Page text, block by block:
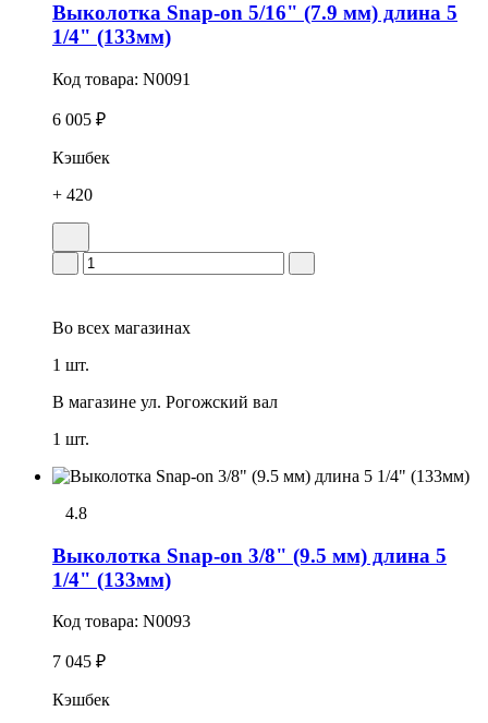
Выколотка Snap-on 5/16" (7.9 мм) длина 5
1/4" (133мм)
Код товара: N0091
6 005 ₽
Кэшбек
+ 420
Во всех магазинах
1 шт.
В магазине ул. Рогожский вал
1 шт.
4.8
Выколотка Snap-on 3/8" (9.5 мм) длина 5
1/4" (133мм)
Код товара: N0093
7 045 ₽
Кэшбек